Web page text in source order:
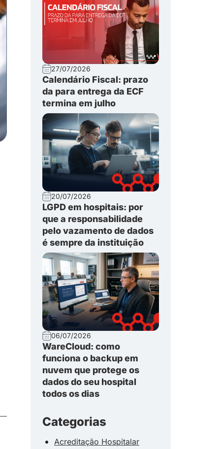
27/07/2026
Calendário Fiscal: prazo
da para entrega da ECF
termina em julho
20/07/2026
LGPD em hospitais: por
que a responsabilidade
pelo vazamento de dados
é sempre da instituição
06/07/2026
WareCloud: como
funciona o backup em
nuvem que protege os
dados do seu hospital
todos os dias
Categorias
Acreditação Hospitalar